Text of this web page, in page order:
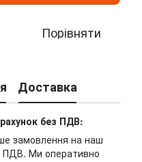
Порівняти
Доставка
без ПДВ:
замовлення на наш
ПДВ. Ми оперативно